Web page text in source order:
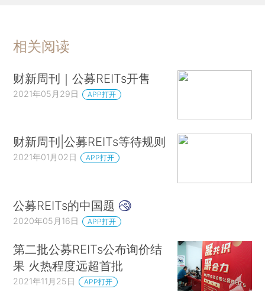
相关阅读
财新周刊｜公募REITs开售
2021年05月29日 APP打开
财新周刊|公募REITs等待规则
2021年01月02日 APP打开
公募REITs的中国题
2020年05月16日 APP打开
第二批公募REITs公布询价结
果 火热程度远超首批
2021年11月25日 APP打开